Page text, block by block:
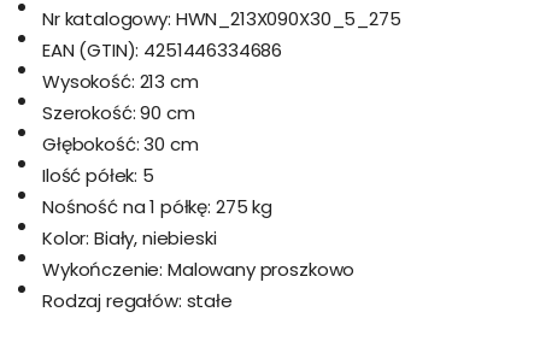
Nr katalogowy: HWN_213X090X30_5_275
EAN (GTIN): 4251446334686
Wysokość: 213 cm
Szerokość: 90 cm
Głębokość: 30 cm
Ilość półek: 5
Nośność na 1 półkę: 275 kg
Kolor: Biały, niebieski
Wykończenie: Malowany proszkowo
Rodzaj regałów: stałe